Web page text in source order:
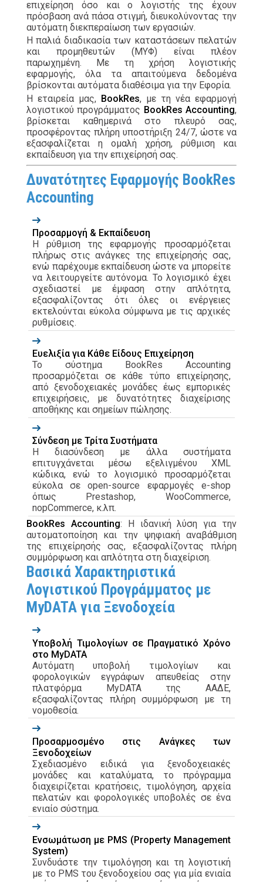
επιχείρηση όσο και ο λογιστής της έχουν
πρόσβαση ανά πάσα στιγμή, διευκολύνοντας την
αυτόματη διεκπεραίωση των εργασιών.
Η παλιά διαδικασία των καταστάσεων πελατών
και προμηθευτών (ΜΥΦ) είναι πλέον
παρωχημένη. Με τη χρήση λογιστικής
εφαρμογής, όλα τα απαιτούμενα δεδομένα
βρίσκονται αυτόματα διαθέσιμα για την Εφορία.
Η εταιρεία μας, BookRes, με τη νέα εφαρμογή
λογιστικού προγράμματος BookRes Accounting,
βρίσκεται καθημερινά στο πλευρό σας,
προσφέροντας πλήρη υποστήριξη 24/7, ώστε να
εξασφαλίζεται η ομαλή χρήση, ρύθμιση και
εκπαίδευση για την επιχείρησή σας.
Δυνατότητες Εφαρμογής BookRes
Accounting
Προσαρμογή & Εκπαίδευση
Η ρύθμιση της εφαρμογής προσαρμόζεται
πλήρως στις ανάγκες της επιχείρησής σας,
ενώ παρέχουμε εκπαίδευση ώστε να μπορείτε
να λειτουργείτε αυτόνομα. Το λογισμικό έχει
σχεδιαστεί με έμφαση στην απλότητα,
εξασφαλίζοντας ότι όλες οι ενέργειες
εκτελούνται εύκολα σύμφωνα με τις αρχικές
ρυθμίσεις.
Ευελιξία για Κάθε Είδους Επιχείρηση
Το σύστημα BookRes Accounting
προσαρμόζεται σε κάθε τύπο επιχείρησης,
από ξενοδοχειακές μονάδες έως εμπορικές
επιχειρήσεις, με δυνατότητες διαχείρισης
αποθήκης και σημείων πώλησης.
Σύνδεση με Τρίτα Συστήματα
Η διασύνδεση με άλλα συστήματα
επιτυγχάνεται μέσω εξελιγμένου XML
κώδικα, ενώ το λογισμικό προσαρμόζεται
εύκολα σε open-source εφαρμογές e-shop
όπως Prestashop, WooCommerce,
nopCommerce, κ.λπ.
BookRes Accounting: Η ιδανική λύση για την
αυτοματοποίηση και την ψηφιακή αναβάθμιση
της επιχείρησής σας, εξασφαλίζοντας πλήρη
συμμόρφωση και απλότητα στη διαχείριση.
Βασικά Χαρακτηριστικά
Λογιστικού Προγράμματος με
MyDATA για Ξενοδοχεία
Υποβολή Τιμολογίων σε Πραγματικό Χρόνο
στο MyDATA
Αυτόματη υποβολή τιμολογίων και
φορολογικών εγγράφων απευθείας στην
πλατφόρμα MyDATA της ΑΑΔΕ,
εξασφαλίζοντας πλήρη συμμόρφωση με τη
νομοθεσία.
Προσαρμοσμένο στις Ανάγκες των
Ξενοδοχείων
Σχεδιασμένο ειδικά για ξενοδοχειακές
μονάδες και καταλύματα, το πρόγραμμα
διαχειρίζεται κρατήσεις, τιμολόγηση, αρχεία
πελατών και φορολογικές υποβολές σε ένα
ενιαίο σύστημα.
Ενσωμάτωση με PMS (Property Management
System)
Συνδυάστε την τιμολόγηση και τη λογιστική
με το PMS του ξενοδοχείου σας για μία ενιαία